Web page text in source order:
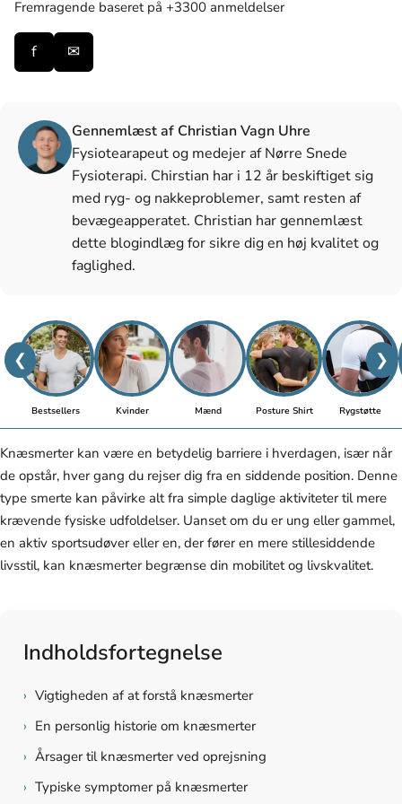
Fremragende baseret på +3300 anmeldelser
f ✉
Gennemlæst af Christian Vagn Uhre
Fysiotearapeut og medejer af Nørre Snede
Fysioterapi. Chirstian har i 12 år beskiftiget sig
med ryg- og nakkeproblemer, samt resten af
bevægeapperatet. Christian har gennemlæst
dette blogindlæg for sikre dig en høj kvalitet og
faglighed.
❮ ❯
Bestsellers Kvinder Mænd Posture Shirt Rygstøtte
Knæsmerter kan være en betydelig barriere i hverdagen, især når
de opstår, hver gang du rejser dig fra en siddende position. Denne
type smerte kan påvirke alt fra simple daglige aktiviteter til mere
krævende fysiske udfoldelser. Uanset om du er ung eller gammel,
en aktiv sportsudøver eller en, der fører en mere stillesiddende
livsstil, kan knæsmerter begrænse din mobilitet og livskvalitet.
Indholdsfortegnelse
› Vigtigheden af at forstå knæsmerter
› En personlig historie om knæsmerter
› Årsager til knæsmerter ved oprejsning
› Typiske symptomer på knæsmerter